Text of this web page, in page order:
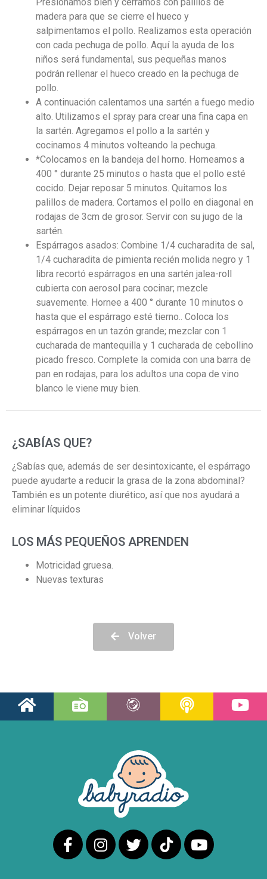
madera para que se cierre el hueco y
salpimentamos el pollo. Realizamos esta operación
con cada pechuga de pollo. Aquí la ayuda de los
niños será fundamental, sus pequeñas manos
podrán rellenar el hueco creado en la pechuga de
pollo.
A continuación calentamos una sartén a fuego medio
alto. Utilizamos el spray para crear una fina capa en
la sartén. Agregamos el pollo a la sartén y
cocinamos 4 minutos volteando la pechuga.
*Colocamos en la bandeja del horno. Horneamos a
400 ° durante 25 minutos o hasta que el pollo esté
cocido. Dejar reposar 5 minutos. Quitamos los
palillos de madera. Cortamos el pollo en diagonal en
rodajas de 3cm de grosor. Servir con su jugo de la
sartén.
Espárragos asados: Combine 1/4 cucharadita de sal,
1/4 cucharadita de pimienta recién molida negro y 1
libra recortó espárragos en una sartén jalea-roll
cubierta con aerosol para cocinar; mezcle
suavemente. Hornee a 400 ° durante 10 minutos o
hasta que el espárrago esté tierno.. Coloca los
espárragos en un tazón grande; mezclar con 1
cucharada de mantequilla y 1 cucharada de cebollino
picado fresco. Complete la comida con una barra de
pan en rodajas, para los adultos una copa de vino
blanco le viene muy bien.
¿SABÍAS QUE?
¿Sabías que, además de ser desintoxicante, el espárrago
puede ayudarte a reducir la grasa de la zona abdominal?
También es un potente diurético, así que nos ayudará a
eliminar líquidos
LOS MÁS PEQUEÑOS APRENDEN
Motricidad gruesa.
Nuevas texturas
Volver